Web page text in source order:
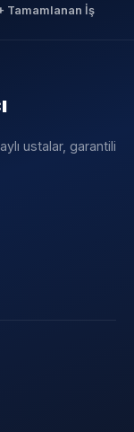
Tamamlanan İş
ustalar, garantili